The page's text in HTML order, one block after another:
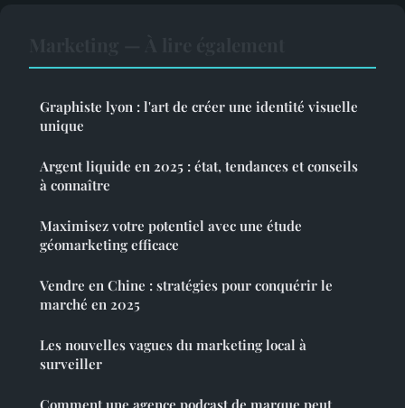
Graphiste lyon : l'art de créer une identité visuelle
unique
Argent liquide en 2025 : état, tendances et conseils
à connaître
Maximisez votre potentiel avec une étude
géomarketing efficace
Vendre en Chine : stratégies pour conquérir le
marché en 2025
Les nouvelles vagues du marketing local à
surveiller
Comment une agence podcast de marque peut